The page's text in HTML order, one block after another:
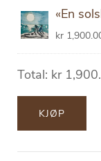
«En
kr
Total: kr
KJØP